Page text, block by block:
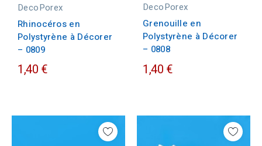
DecoPorex
Rhinocéros en
Polystyrène à Décorer
– 0809
1,40 €
DecoPorex
Grenouille en
Polystyrène à Décorer
– 0808
1,40 €